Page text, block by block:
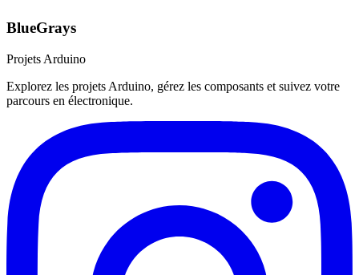
BlueGrays
Projets Arduino
Explorez les projets Arduino, gérez les composants et suivez votre
parcours en électronique.